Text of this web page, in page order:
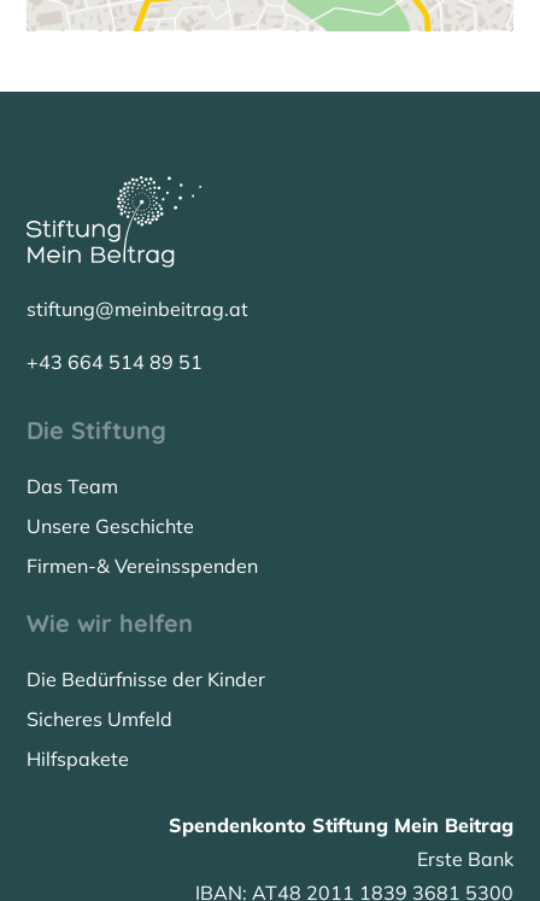
stiftung@meinbeitrag.at
+43 664 514 89 51
Die Stiftung
Das Team
Unsere Geschichte
Firmen-& Vereinsspenden
Wie wir helfen
Die Bedürfnisse der Kinder
Sicheres Umfeld
Hilfspakete
Spendenkonto Stiftung Mein Beitrag
Erste Bank
IBAN: AT48 2011 1839 3681 5300